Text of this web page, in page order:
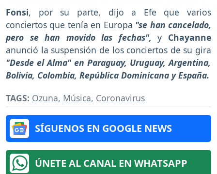
Fonsi, por su parte, dijo a Efe que varios
conciertos que tenía en Europa "se han cancelado,
pero se han movido las fechas",y Chayanne
anunció la suspensión de los conciertos de su gira
"Desde el Alma" en Paraguay, Uruguay, Argentina,
Bolivia, Colombia, República Dominicana y España.
TAGS: Ozuna, Música, Coronavirus
SÍGUENOS EN GOOGLE NEWS
ÚNETE AL CANAL EN WHATSAPP